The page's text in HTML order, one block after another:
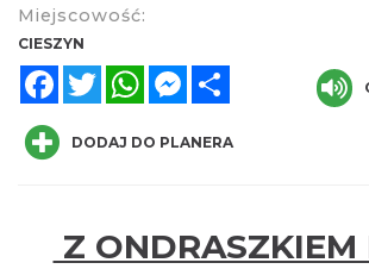
Miejscowość:
CIESZYN
FacebookTwitterWhatsAppMessenger
DODAJ DO PLANERA
Z ONDRASZKIEM